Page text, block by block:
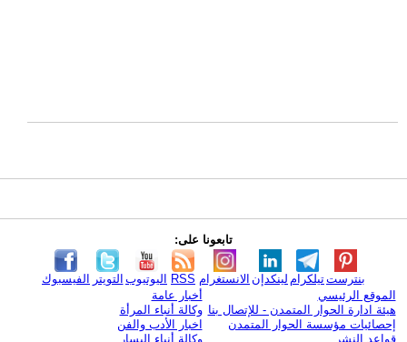
تابعونا على:
الفيسبوك التويتر اليوتيوب RSS الانستغرام لينكدإن تيلكرامبنترست
الموقع الرئيسي
هيئة ادارة الحوار المتمدن - للإتصال بنا
إحصائيات مؤسسة الحوار المتمدن
قواعد النشر
أخبار عامة
وكالة أنباء المرأة
اخبار الأدب والفن
وكالة أنباء اليسار